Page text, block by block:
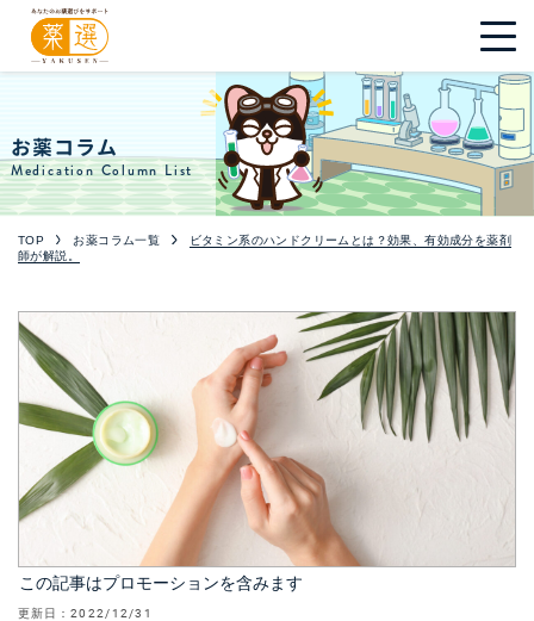
お薬コラム
Medication Column List
TOP お薬コラム一覧
ビタミン系のハンドクリームとは？効果、有効成分を薬剤
師が解説。
この記事はプロモーションを含みます
更新日： 2022/12/31